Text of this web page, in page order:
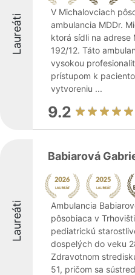
Laureáti
V Michalovciach
ambulancia MDDr.
ktorá sídli na adrese
192/12. Táto
vysokou
prístupom k
vytvoreniu ...
9.2
Laureáti
Babiarová
Ambulancia
pôsobiaca v
pediatrickú
dospelých do veku
Zdravotnom
51, pričom sa